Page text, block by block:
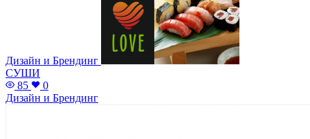
Дизайн и Брендинг
СУШИ
85
0
Дизайн и Брендинг